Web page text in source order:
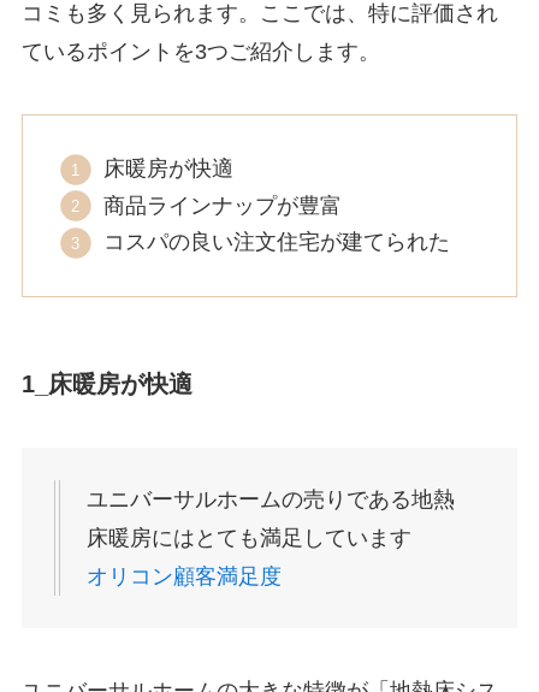
コミも多く見られます。ここでは、特に評価され
ているポイントを3つご紹介します。
床暖房が快適
商品ラインナップが豊富
コスパの良い注文住宅が建てられた
1_床暖房が快適
ユニバーサルホームの売りである地熱
床暖房にはとても満足しています
オリコン顧客満足度